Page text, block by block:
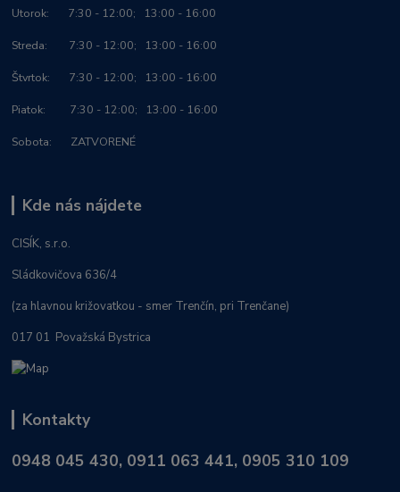
Utorok: 7:30 - 12:00; 13:00 - 16:00
Streda: 7:30 - 12:00; 13:00 - 16:00
Štvrtok: 7:30 - 12:00; 13:00 - 16:00
Piatok: 7:30 - 12:00; 13:00 - 16:00
Sobota: ZATVORENÉ
Kde nás nájdete
CISÍK, s.r.o.
Sládkovičova 636/4
(za hlavnou križovatkou - smer Trenčín, pri Trenčane)
017 01 Považská Bystrica
Kontakty
0948 045 430, 0911 063 441, 0905 310 109